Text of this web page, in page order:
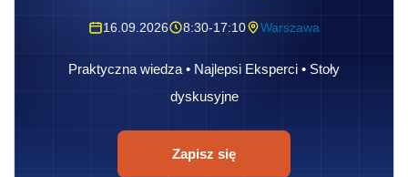
16.09.2026 8:30-17:10 Warszawa
Praktyczna wiedza • Najlepsi Eksperci • Stoły
dyskusyjne
Zapisz się